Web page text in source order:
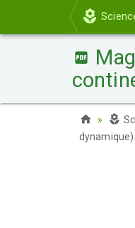
dynamique)